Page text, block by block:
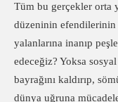
Tüm bu gerçekler orta
düzeninin
yalanlarına inanıp
edeceğiz? Yoksa
bayrağını kaldırıp,
dünya uğruna